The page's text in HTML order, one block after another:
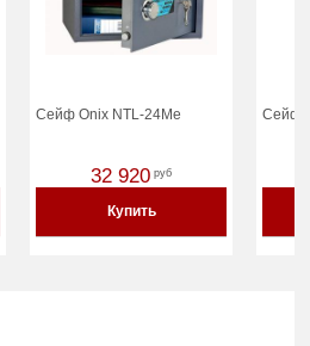
Сейф Onix NTL-24Me
32 920 руб
Купить
Сейф